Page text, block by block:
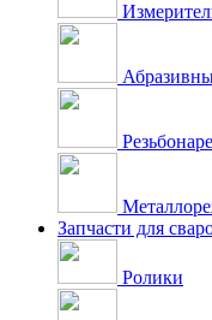
Запчасти для
Ролики